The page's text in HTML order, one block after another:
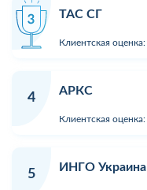
ТАС СГ
Клиентская оценка:
4
АРКС
Клиентская оценка:
5
ИНГО Украина